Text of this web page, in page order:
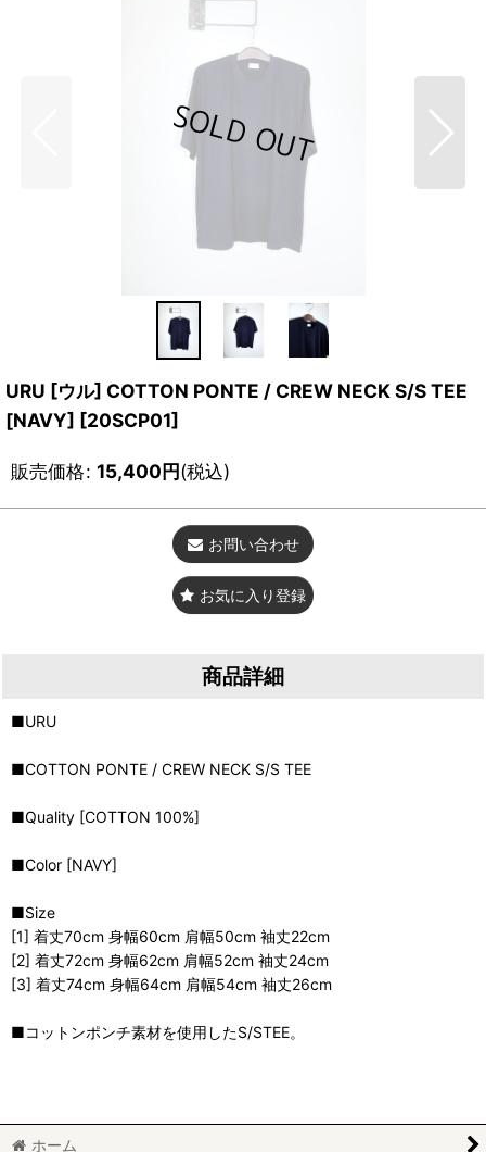
URU [ウル] COTTON PONTE / CREW NECK S/S TEE
[NAVY] [20SCP01]
販売価格: 15,400円(税込)
お問い合わせ
お気に入り登録
商品詳細
■URU
■COTTON PONTE / CREW NECK S/S TEE
■Quality [COTTON 100%]
■Color [NAVY]
■Size
[1] 着丈70cm 身幅60cm 肩幅50cm 袖丈22cm
[2] 着丈72cm 身幅62cm 肩幅52cm 袖丈24cm
[3] 着丈74cm 身幅64cm 肩幅54cm 袖丈26cm
■コットンポンチ素材を使用したS/STEE。
ホーム